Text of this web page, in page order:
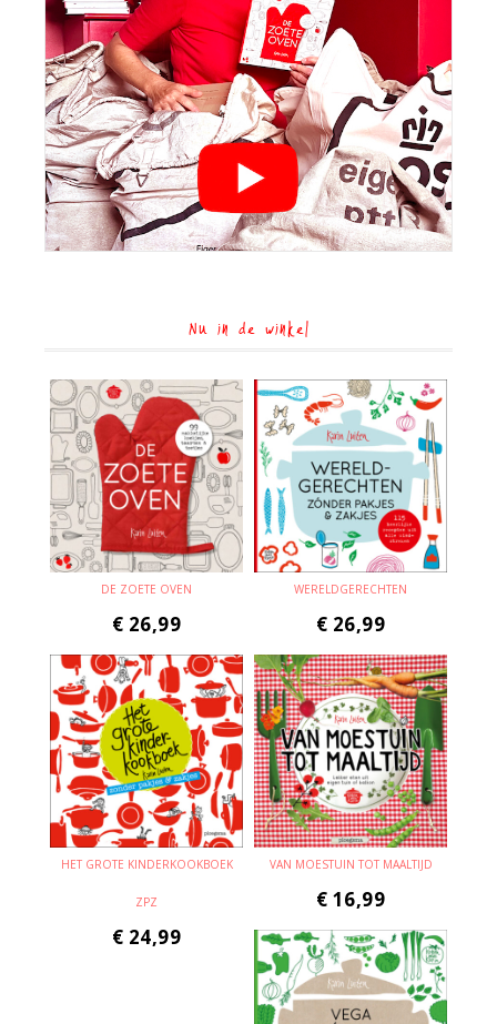
Nu in de winkel
DE ZOETE OVEN
€ 26,99
WERELDGERECHTEN
€ 26,99
HET GROTE KINDERKOOKBOEK
ZPZ
€ 24,99
VAN MOESTUIN TOT MAALTIJD
€ 16,99